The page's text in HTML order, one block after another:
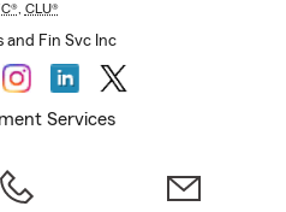
, CLU®
and Fin Svc Inc
Services